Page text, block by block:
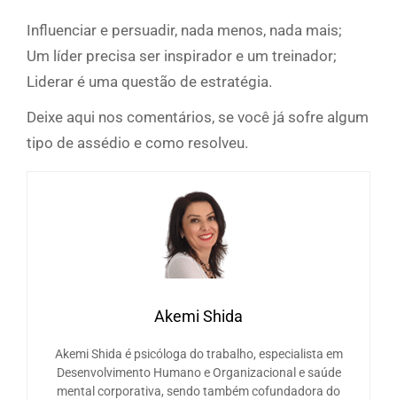
Influenciar e persuadir, nada menos, nada mais;
Um líder precisa ser inspirador e um treinador;
Liderar é uma questão de estratégia.
Deixe aqui nos comentários, se você já sofre algum
tipo de assédio e como resolveu.
Akemi Shida
Akemi Shida é psicóloga do trabalho, especialista em
Desenvolvimento Humano e Organizacional e saúde
mental corporativa, sendo também cofundadora do